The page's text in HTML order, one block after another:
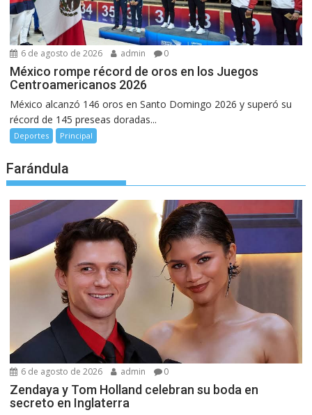
6 de agosto de 2026 admin 0
México rompe récord de oros en los Juegos
Centroamericanos 2026
México alcanzó 146 oros en Santo Domingo 2026 y superó su
récord de 145 preseas doradas...
Deportes Principal
Farándula
6 de agosto de 2026 admin 0
Zendaya y Tom Holland celebran su boda en
secreto en Inglaterra